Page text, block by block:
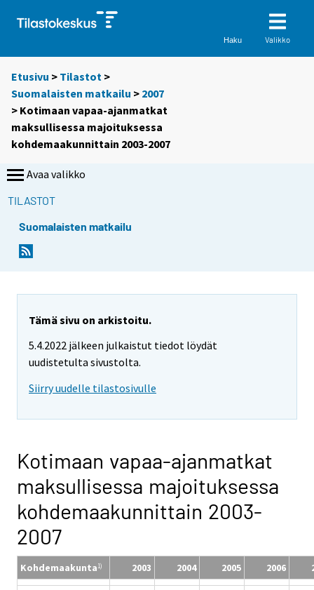
Haku Valikko
Etusivu > Tilastot >
Suomalaisten matkailu > 2007
> Kotimaan vapaa-ajanmatkat
maksullisessa majoituksessa
kohdemaakunnittain 2003-2007
Avaa valikko
TILASTOT
Suomalaisten matkailu
Tämä sivu on arkistoitu.
5.4.2022 jälkeen julkaistut tiedot löydät
uudistetulta sivustolta.
Siirry uudelle tilastosivulle
Kotimaan vapaa-ajanmatkat
maksullisessa majoituksessa
kohdemaakunnittain 2003-
2007
Kohdemaakunta1) 2003 2004 2005 2006